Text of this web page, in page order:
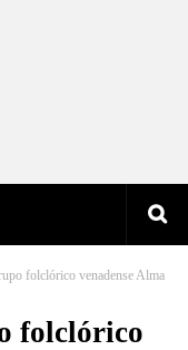
folclórico venadense Alma
folclórico